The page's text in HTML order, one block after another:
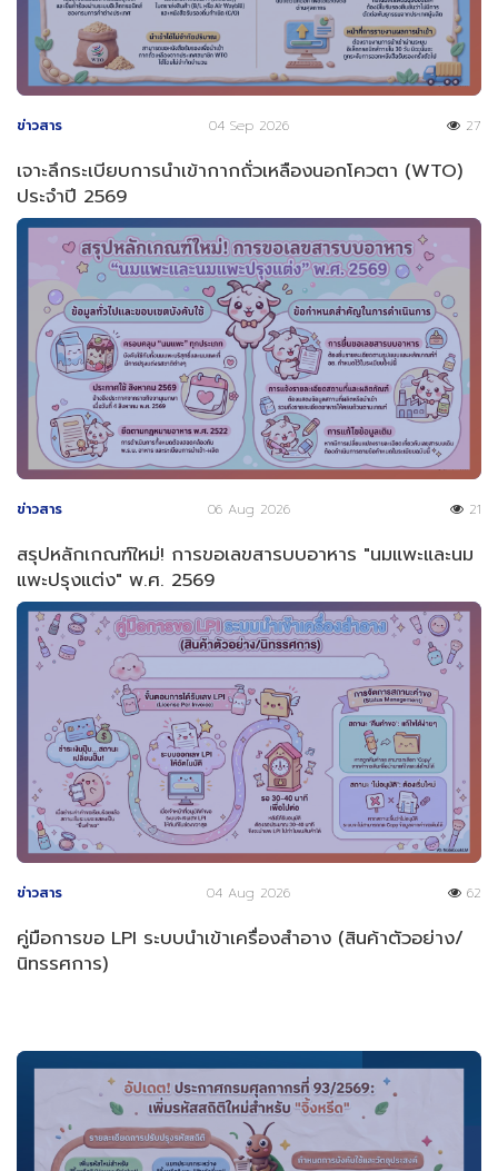
ข่าวสาร 04 Sep 2026 27
เจาะลึกระเบียบการนำเข้ากากถั่วเหลืองนอกโควตา (WTO)
ประจำปี 2569
ข่าวสาร 06 Aug 2026 21
สรุปหลักเกณฑ์ใหม่! การขอเลขสารบบอาหาร "นมแพะและนม
แพะปรุงแต่ง" พ.ศ. 2569
ข่าวสาร 04 Aug 2026 62
คู่มือการขอ LPI ระบบนำเข้าเครื่องสำอาง (สินค้าตัวอย่าง/
นิทรรศการ)